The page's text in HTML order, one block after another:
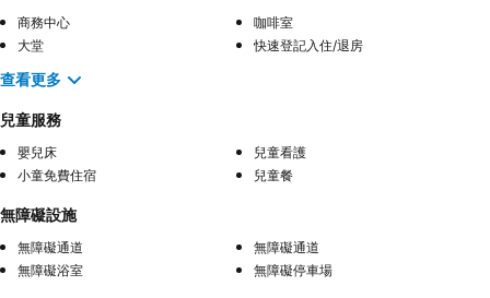
商務中心
咖啡室
大堂
快速登記入住/退房
查看更多
兒童服務
嬰兒床
兒童看護
小童免費住宿
兒童餐
無障礙設施
無障礙通道
無障礙通道
無障礙浴室
無障礙停車場